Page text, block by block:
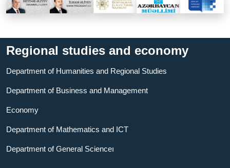
Regional studies and economy
Department of Humanities and Regional Studies
Department of Business and Management
Economy
Department of Mathematics and ICT
Department of General Scienceı